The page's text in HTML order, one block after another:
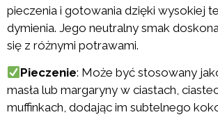
pieczenia i gotowania dzięki wysokiej
dymienia. Jego neutralny smak
się z różnymi potrawami.
Pieczenie: Może być stosowany
masła lub margaryny w ciastach,
muffinkach, dodając im subtelnego